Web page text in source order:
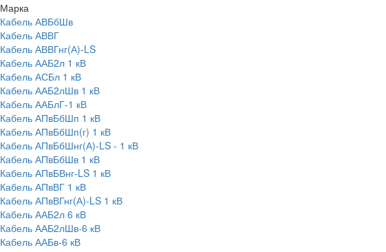
Марка
Кабель АВБбШв
Кабель АВВГ
Кабель АВВГнг(А)-LS
Кабель ААБ2л 1 кВ
Кабель АСБл 1 кВ
Кабель ААБ2лШв 1 кВ
Кабель ААБлГ-1 кВ
Кабель АПвБбШп 1 кВ
Кабель АПвБбШп(г) 1 кВ
Кабель АПвБбШнг(А)-LS - 1 кВ
Кабель АПвБбШв 1 кВ
Кабель АПвБВнг-LS 1 кВ
Кабель АПвВГ 1 кВ
Кабель АПвВГнг(А)-LS 1 кВ
Кабель ААБ2л 6 кВ
Кабель ААБ2лШв-6 кВ
Кабель ААБв-6 кВ